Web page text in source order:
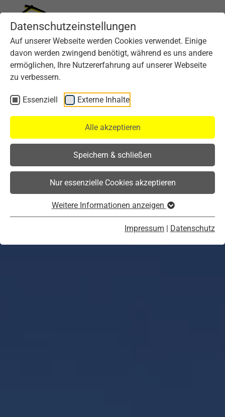
Datenschutzeinstellungen
Auf unserer Webseite werden Cookies verwendet. Einige
davon werden zwingend benötigt, während es uns andere
ermöglichen, Ihre Nutzererfahrung auf unserer Webseite
zu verbessern.
Essenziell Externe Inhalte
Alle akzeptieren
Speichern & schließen
Nur essenzielle Cookies akzeptieren
Weitere Informationen anzeigen
Impressum | Datenschutz